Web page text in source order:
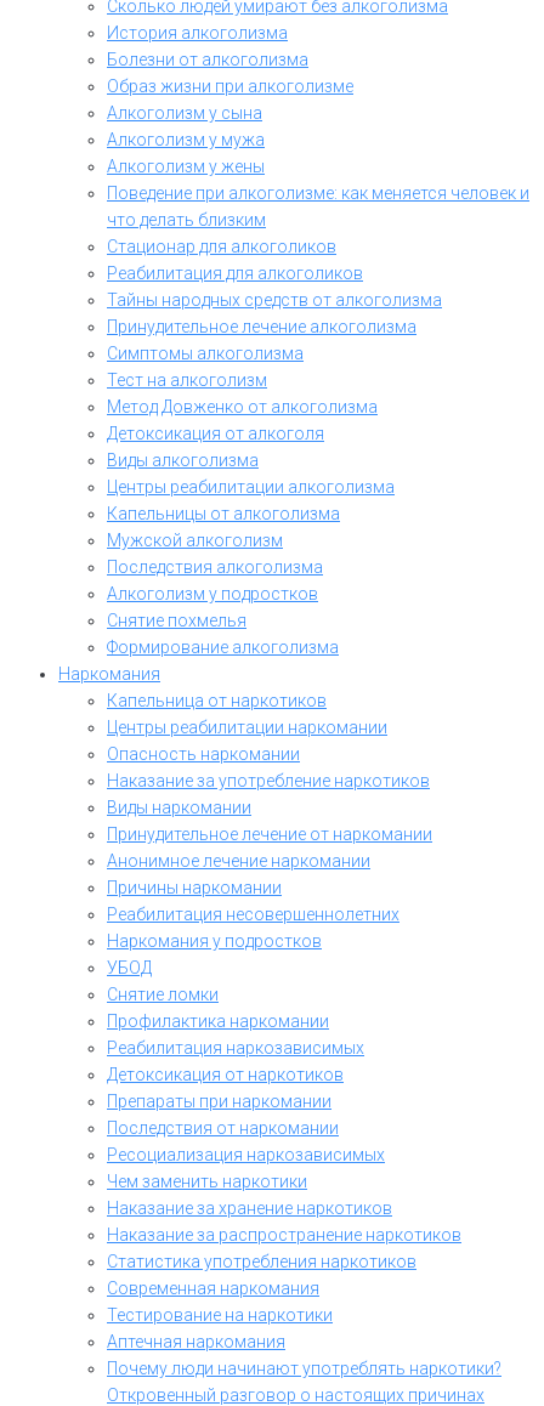
Сколько людей умирают без алкоголизма
История алкоголизма
Болезни от алкоголизма
Образ жизни при алкоголизме
Алкоголизм у сына
Алкоголизм у мужа
Алкоголизм у жены
Поведение при алкоголизме: как меняется человек и
что делать близким
Стационар для алкоголиков
Реабилитация для алкоголиков
Тайны народных средств от алкоголизма
Принудительное лечение алкоголизма
Симптомы алкоголизма
Тест на алкоголизм
Метод Довженко от алкоголизма
Детоксикация от алкоголя
Виды алкоголизма
Центры реабилитации алкоголизма
Капельницы от алкоголизма
Мужской алкоголизм
Последствия алкоголизма
Алкоголизм у подростков
Снятие похмелья
Формирование алкоголизма
Наркомания
Капельница от наркотиков
Центры реабилитации наркомании
Опасность наркомании
Наказание за употребление наркотиков
Виды наркомании
Принудительное лечение от наркомании
Анонимное лечение наркомании
Причины наркомании
Реабилитация несовершеннолетних
Наркомания у подростков
УБОД
Снятие ломки
Профилактика наркомании
Реабилитация наркозависимых
Детоксикация от наркотиков
Препараты при наркомании
Последствия от наркомании
Ресоциализация наркозависимых
Чем заменить наркотики
Наказание за хранение наркотиков
Наказание за распространение наркотиков
Статистика употребления наркотиков
Современная наркомания
Тестирование на наркотики
Аптечная наркомания
Почему люди начинают употреблять наркотики?
Откровенный разговор о настоящих причинах